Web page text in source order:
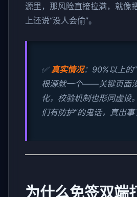
源里，那风险直接拉满，就像
上还说“没人会偷”。
✅ 真实情况：90%以上的“
根源就一个——关键页面
化，校验机制也形同虚设
们有防护”的鬼话，真出事
为什么免签双端